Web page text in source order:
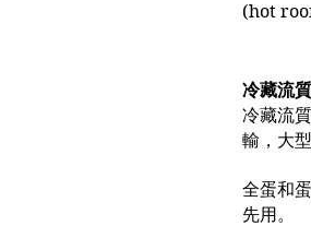
(hot
冷藏流
冷藏流
輸，大
全蛋和
先用。